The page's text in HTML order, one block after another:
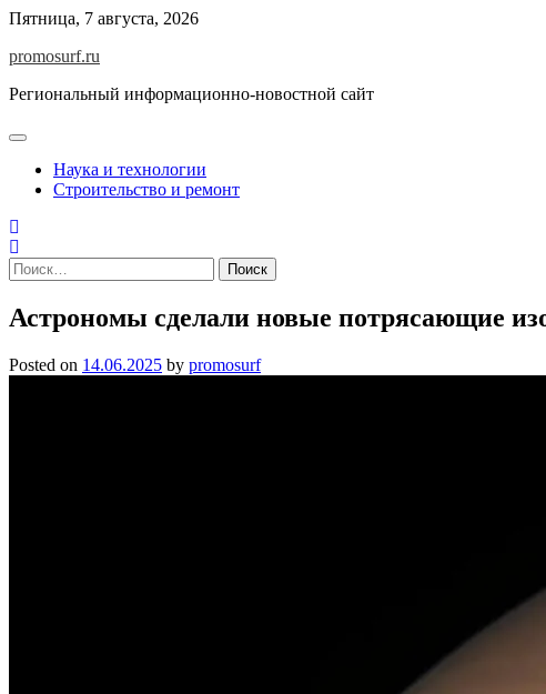
Skip
content
Пятница, 7 августа, 2026
promosurf.ru
Региональный информационно-новостной сайт
Наука и технологии
Строительство и ремонт
Найти:
Астрономы сделали новые потрясающие
Posted on 14.06.2025 by promosurf